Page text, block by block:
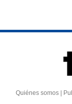
Quiénes somos |